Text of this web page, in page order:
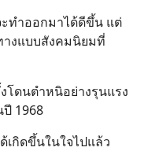
ทำออกมาได้ดีขึ้น แต่
งแบบสังคมนิยมที่
โดนตำหนิอย่างรุนแรง
1968
เกิดขึ้นในใจไปแล้ว